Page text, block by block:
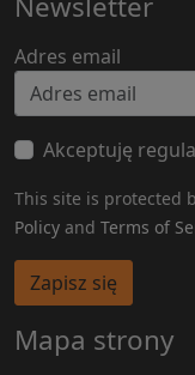
Adres email
Akceptuję
This site is protected
Policy and Terms of
Zapisz się
Mapa strony